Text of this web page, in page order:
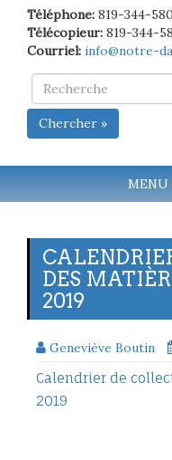
Téléphone: 819-344-
Télécopieur: 819-344-
Courriel: info@notre-
Chercher »
DES
2019
Geneviève Boutin
Calendrier de
2019